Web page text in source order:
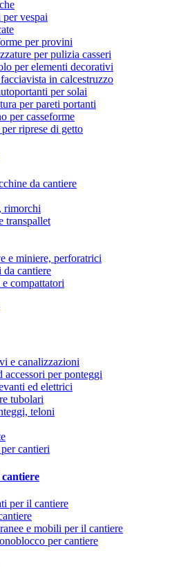
per vespai
per provini
per pulizia casseri
per elementi decorativi
in calcestruzzo
per solai
per pareti portanti
per casseforme
riprese di getto
da cantiere
rimorchi
transpallet
e miniere, perforatrici
da cantiere
compattatori
e canalizzazioni
accessori per ponteggi
ed elettrici
tubolari
teloni
cantieri
per il cantiere
e mobili per il cantiere
per cantiere